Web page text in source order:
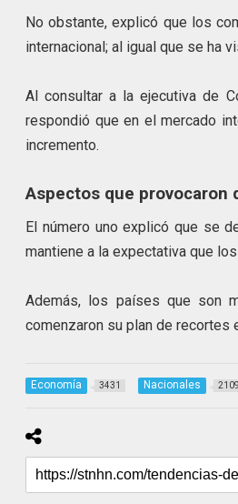
No obstante, explicó que los
internacional; al igual que se ha
Al consultar a la ejecutiva de
respondió que en el mercado
incremento.
Aspectos que provocaron
El número uno explicó que se
mantiene a la expectativa que
Además, los países que son
comenzaron su plan de recortes
Economía 3431 Nacionales